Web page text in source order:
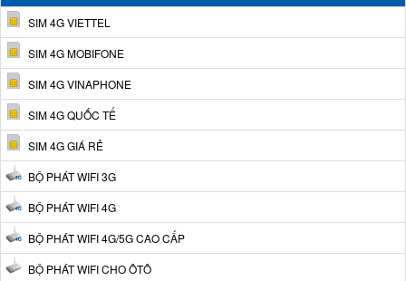
SIM 4G VIETTEL
SIM 4G MOBIFONE
SIM 4G VINAPHONE
SIM 4G QUỐC TẾ
SIM 4G GIÁ RẺ
BỘ PHÁT WIFI 3G
BỘ PHÁT WIFI 4G
BỘ PHÁT WIFI 4G/5G CAO CẤP
BỘ PHÁT WIFI CHO ÔTÔ